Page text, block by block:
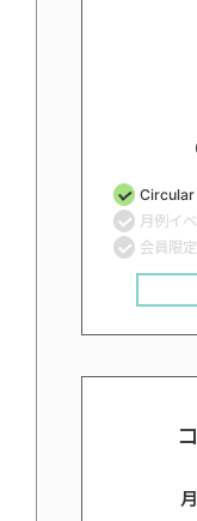
Circular
月例イ
会員限